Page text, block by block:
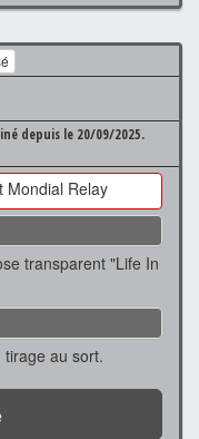
depuis le 20/09/2025.
Mondial Relay
transparent "Life In
au sort.